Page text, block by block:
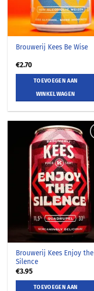
Brouwerij Kees Be Wise
€2.70
TOEVOEGEN AAN
WINKELWAGEN
Brouwerij Kees Enjoy the
Silence
€3.95
TOEVOEGEN AAN